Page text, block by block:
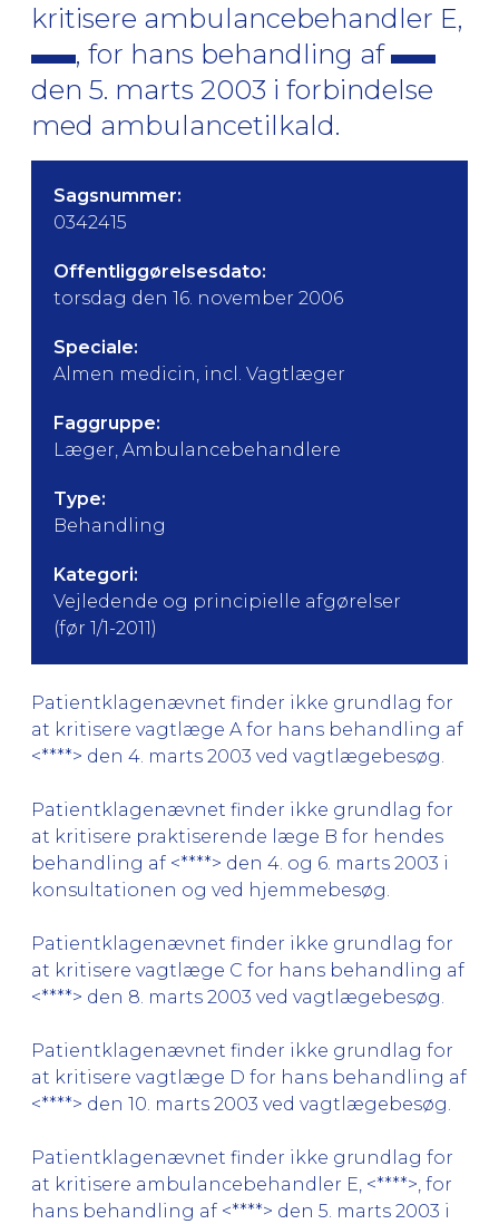
kritisere ambulancebehandler E,
, for hans behandling af
den 5. marts 2003 i forbindelse
med ambulancetilkald.
Sagsnummer:
0342415
Offentliggørelsesdato:
torsdag den 16. november 2006
Speciale:
Almen medicin, incl. Vagtlæger
Faggruppe:
Læger, Ambulancebehandlere
Type:
Behandling
Kategori:
Vejledende og principielle afgørelser
(før 1/1-2011)
Patientklagenævnet finder ikke grundlag for
at kritisere vagtlæge A for hans behandling af
<****> den 4. marts 2003 ved vagtlægebesøg.
Patientklagenævnet finder ikke grundlag for
at kritisere praktiserende læge B for hendes
behandling af <****> den 4. og 6. marts 2003 i
konsultationen og ved hjemmebesøg.
Patientklagenævnet finder ikke grundlag for
at kritisere vagtlæge C for hans behandling af
<****> den 8. marts 2003 ved vagtlægebesøg.
Patientklagenævnet finder ikke grundlag for
at kritisere vagtlæge D for hans behandling af
<****> den 10. marts 2003 ved vagtlægebesøg.
Patientklagenævnet finder ikke grundlag for
at kritisere ambulancebehandler E, <****>, for
hans behandling af <****> den 5. marts 2003 i